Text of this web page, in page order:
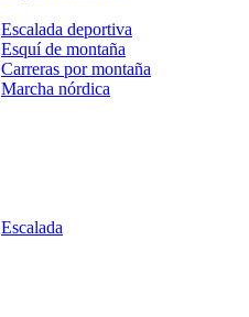
Escalada deportiva
Esquí de montaña
Carreras por montaña
Marcha nórdica
Escalada